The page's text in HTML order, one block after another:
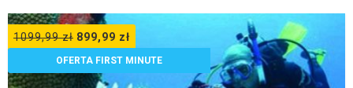
1099,99zł 899,99 zł
OFERTA FIRST MINUTE